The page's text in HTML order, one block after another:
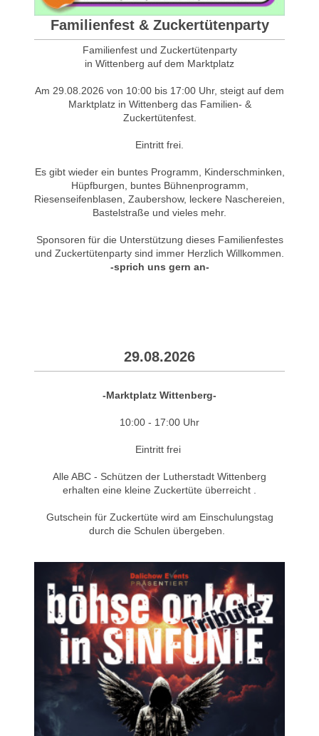
Familienfest & Zuckertütenparty
Familienfest und Zuckertütenparty
in Wittenberg auf dem Marktplatz
Am 29.08.2026 von 10:00 bis 17:00 Uhr, steigt auf dem
Marktplatz in Wittenberg das Familien- &
Zuckertütenfest.
Eintritt frei.
Es gibt wieder ein buntes Programm, Kinderschminken,
Hüpfburgen, buntes Bühnenprogramm,
Riesenseifenblasen, Zaubershow, leckere Naschereien,
Bastelstraße und vieles mehr.
Sponsoren für die Unterstützung dieses Familienfestes
und Zuckertütenparty sind immer Herzlich Willkommen.
-sprich uns gern an-
29.08.2026
-Marktplatz Wittenberg-
10:00 - 17:00 Uhr
Eintritt frei
Alle ABC - Schützen der Lutherstadt Wittenberg
erhalten eine kleine Zuckertüte überreicht .
Gutschein für Zuckertüte wird am Einschulungstag
durch die Schulen übergeben.